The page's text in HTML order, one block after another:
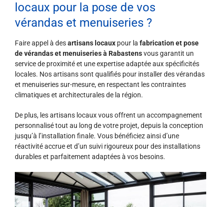
locaux pour la pose de vos
vérandas et menuiseries ?
Faire appel à desartisans locaux pour la fabrication et pose
de vérandas et menuiseries à Rabastensvous garantit un
service de proximité et une expertise adaptée aux spécificités
locales. Nos artisans sont qualifiés pour installer des vérandas
et menuiseries sur-mesure, en respectant les contraintes
climatiques et architecturales de la région.
De plus, les artisans locaux vous offrent un accompagnement
personnalisé tout au long de votre projet, depuis la conception
jusqu’à l’installation finale. Vous bénéficiez ainsi d’une
réactivité accrue et d’un suivi rigoureux pour des installations
durables et parfaitement adaptées à vos besoins.